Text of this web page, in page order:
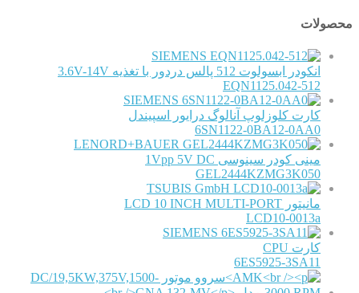
محصولات
SIEMENS
انکودر ابسولوت 512 پالس دردور با تغذیه 3.6V-14V
EQN1125.042-512
SIEMENS
کارت کلوزلوپ آنالوگ درایور اسپیندل
6SN1122-0BA12-0AA0
LENORD+BAUER
مینی کودر سینوسی 1Vpp 5V DC
GEL2444KZMG3K050
TSUBIS GmbH
مانیتور LCD 10 INCH MULTI-PORT
LCD10-0013a
SIEMENS
کارت CPU
6ES5925-3SA11